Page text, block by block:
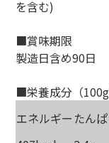
を含む)
■賞味期限
製造日含め90日
■栄養成分（100g
エネルギー たん